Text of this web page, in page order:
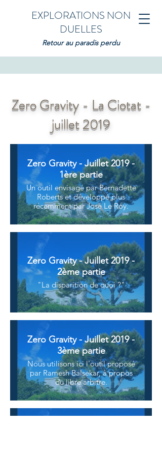
EXPLORATIONS NON
DUELLES
Retour au paradis perdu
Zero Gravity - La Ciotat -
juillet 2019
Zero Gravity - Juillet 2019 -
1ère partie
Un outil envisagé par Bernadette
Roberts et développé plus
récemment par José Le Roy.
Zero Gravity - Juillet 2019 -
2ème partie
"La disparition de quoi ?"
Zero Gravity - Juillet 2019 -
3ème partie
Nous utilisons ici l’outil proposé
par Ramesh Balsekar, à propos
du libre arbitre.